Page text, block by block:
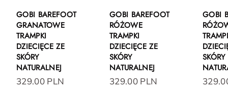
GOBI BAREFOOT
GRANATOWE
TRAMPKI
DZIECIĘCE ZE
SKÓRY
NATURALNEJ
329.00 PLN
GOBI BAREFOOT
RÓŻOWE
TRAMPKI
DZIECIĘCE ZE
SKÓRY
NATURALNEJ
329.00 PLN
GOBI
SKÓRY